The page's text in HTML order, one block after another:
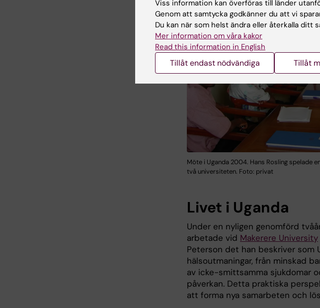
Möte i Uganda 2004. Hans Rosling spelade
två universiteten. Foto: privat
Livet i Uganda
Under en nyligen genomförd
arbetade vid Makerere University
Peterson det han beskriver som
hälsoutmaningar, från minskad
av icke-smittsamma sjukdomar
påverkan. Detta praktiska
att forma nya samarbeten och
Viss information kan överföras till länder
Genom att samtycka godkänner du att vi
Du kan när som helst ändra eller återkalla ditt
Mer information om våra kakor
Read this information in English
Tillåt endast nödvändiga Tillåt